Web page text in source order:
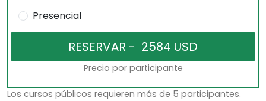
Presencial
Precio por participante
Los cursos públicos requieren más de 5 participantes.